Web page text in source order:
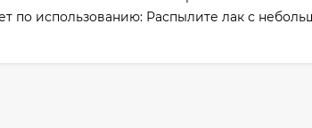
по использованию: Распылите лак с